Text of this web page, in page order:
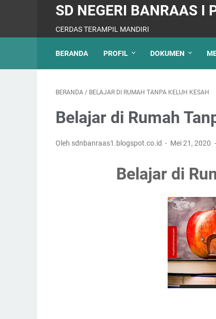
SD NEGERI BANRAAS I
CERDAS TERAMPIL MANDIRI
BERANDA PROFIL DOKUMEN
BERANDA / BELAJAR DI RUMAH TANPA KELUH KESAH
Belajar di Rumah
Oleh sdnbanraas1.blogspot.co.id Mei 21, 2020
Belajar di